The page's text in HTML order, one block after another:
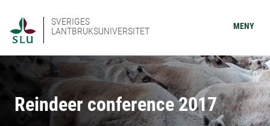
SVERIGES
LANTBRUKSUNIVERSITET
MENY
Reindeer conference 2017